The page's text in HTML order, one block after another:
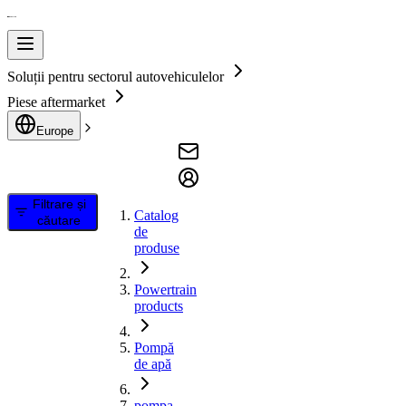
Soluții pentru sectorul autovehiculelor
Piese aftermarket
Europe
Filtrare și
căutare
Catalog
de
produse
Powertrain
products
Pompă
de apă